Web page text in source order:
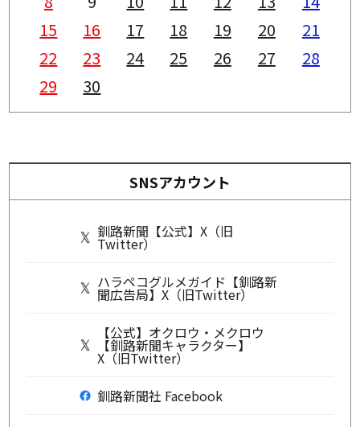
15
16 17 18 19 20
21
22
23 24 25 26 27
28
29
30
SNSアカウント
釧路新聞【公式】X（旧
Twitter）
ハラペコグルメガイド【釧路新
聞広告局】X（旧Twitter）
【公式】オクロウ・メクロウ
【釧路新聞キャラクター】
X（旧Twitter）
釧路新聞社 Facebook